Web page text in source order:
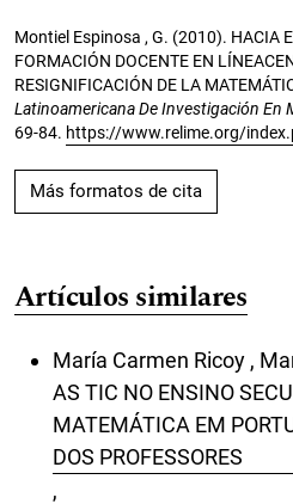
Montiel Espinosa , G. (2010). HACIA
FORMACIÓN DOCENTE EN
RESIGNIFICACIÓN DE LA
Latinoamericana De Investigación En
69-84. https://www.relime.org/
Más formatos de cita
Artículos similares
María Carmen Ricoy ,
AS TIC NO ENSINO
MATEMÁTICA EM
DOS PROFESSORES
,